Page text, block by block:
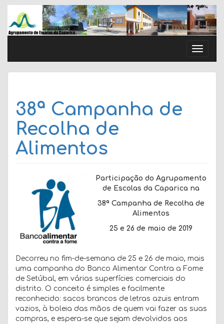
Skip
content
Toggle
38ª Campanha de
Recolha de
Alimentos
Participação do Agrupamento
de Escolas da Caparica na
38ª Campanha de Recolha de
Alimentos
25 e 26 de maio de 2019
Decorreu no fim-de-semana de 25 e 26 de maio, mais
uma campanha do Banco Alimentar Contra a Fome
de Setúbal, em várias superfícies comerciais do
distrito. O conceito é simples e facilmente
reconhecido: sacos brancos de letras azuis entram
vazios, à boleia das mãos de quem vai fazer as suas
compras, e espera-se que sejam devolvidos aos